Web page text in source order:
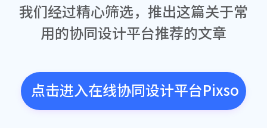
我们经过精心筛选，推出这篇关于常
用的协同设计平台推荐的文章
点击进入在线协同设计平台Pixso